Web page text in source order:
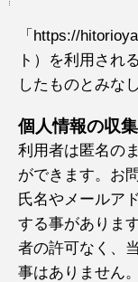
「https://
ト）を利用され
したものとみな
個人情報の収
利用者は匿名の
ができます。お
氏名やメールア
する事がありま
者の許可なく、
事はありません。